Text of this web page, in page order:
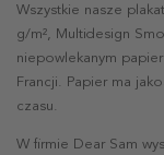
Wszystkie nasze
g/m², Multidesign
niepowlekanym
Francji. Papier ma
czasu.
W firmie Dear Sam